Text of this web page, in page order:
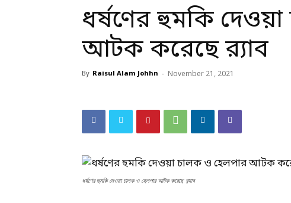
ধর্ষণের হুমকি
আটক করেছে র‍্যাব
By Raisul Alam Johhn - November 21, 2021
ধর্ষণের হুমকি দেওয়া চালক ও হেলপার আটক করেছে র‍্যাব